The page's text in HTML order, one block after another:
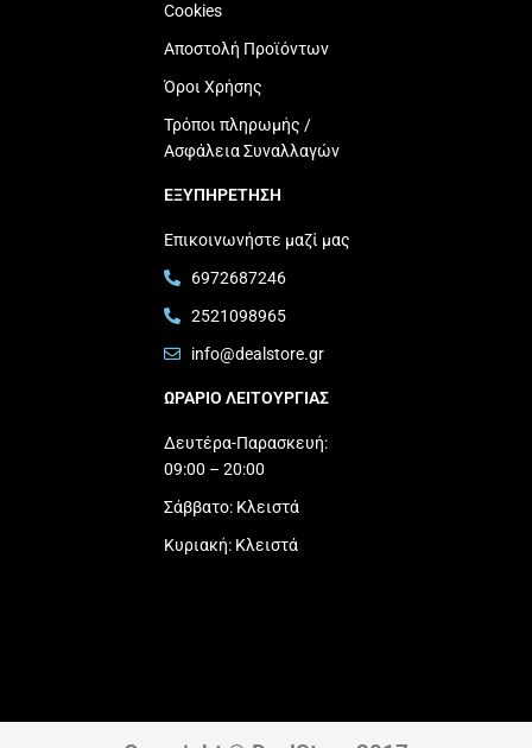
Cookies
Αποστολή Προϊόντων
Όροι Χρήσης
Τρόποι πληρωμής /
Ασφάλεια Συναλλαγών
ΕΞΥΠΗΡΕΤΗΣΗ
Επικοινωνήστε μαζί μας
6972687246
2521098965
info@dealstore.gr
ΩΡΑΡΙΟ ΛΕΙΤΟΥΡΓΙΑΣ​
Δευτέρα-Παρασκευή:
09:00 – 20:00
Σάββατο: Κλειστά
Κυριακή: Κλειστά